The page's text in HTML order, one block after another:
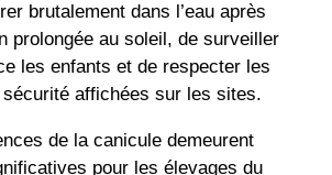
brutalement dans l’eau après
prolongée au soleil, de surveiller
les enfants et de respecter les
affichées sur les sites.
de la canicule demeurent
pour les élevages du